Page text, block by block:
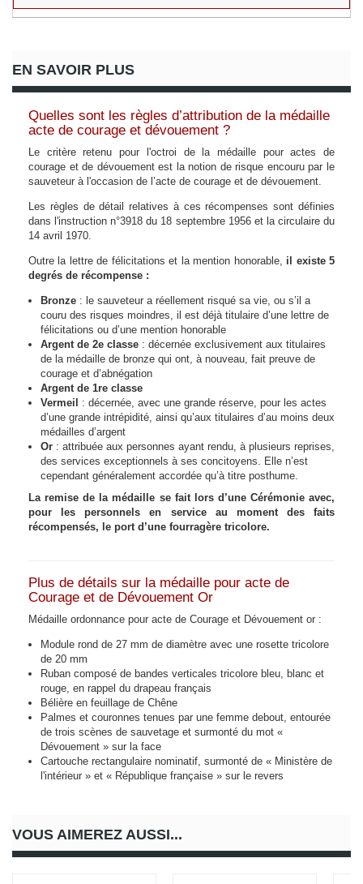
EN SAVOIR PLUS
Quelles sont les règles d’attribution de la médaille
acte de courage et dévouement ?
Le critère retenu pour l'octroi de la médaille pour actes de
courage et de dévouement est la notion de risque encouru par le
sauveteur à l'occasion de l’acte de courage et de dévouement.
Les règles de détail relatives à ces récompenses sont définies
dans l'instruction n°3918 du 18 septembre 1956 et la circulaire du
14 avril 1970.
Outre la lettre de félicitations et la mention honorable, il existe 5
degrés de récompense :
Bronze : le sauveteur a réellement risqué sa vie, ou s’il a
couru des risques moindres, il est déjà titulaire d’une lettre de
félicitations ou d’une mention honorable
Argent de 2e classe : décernée exclusivement aux titulaires
de la médaille de bronze qui ont, à nouveau, fait preuve de
courage et d’abnégation
Argent de 1re classe
Vermeil
: décernée, avec une grande réserve, pour les actes
d’une grande intrépidité, ainsi qu’aux titulaires d’au moins deux
médailles d’argent
Or : attribuée aux personnes ayant rendu, à plusieurs reprises,
des services exceptionnels à ses concitoyens. Elle n’est
cependant généralement accordée qu’à titre posthume.
La remise de la médaille se fait lors d’une Cérémonie avec,
pour les personnels en service au moment des faits
récompensés, le port d’une fourragère tricolore.
Plus de détails sur la médaille pour acte de
Courage et de Dévouement Or
Médaille ordonnance pour acte de Courage et Dévouement or :
Module rond de 27 mm de diamètre avec une rosette tricolore
de 20 mm
Ruban composé de bandes verticales tricolore bleu, blanc et
rouge, en rappel du drapeau français
Bélière en feuillage de Chêne
Palmes et couronnes tenues par une femme debout, entourée
de trois scènes de sauvetage et surmonté du mot «
Dévouement » sur la face
Cartouche rectangulaire nominatif, surmonté de « Ministère de
l'intérieur » et « République française » sur le revers
VOUS AIMEREZ AUSSI...